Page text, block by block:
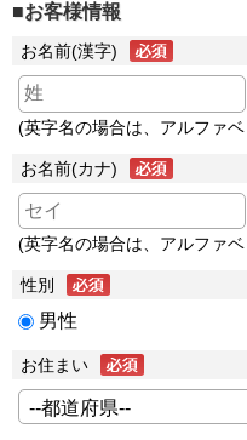
■お客様情報
お名前(漢字)
(英字名の場合は、アルファ
お名前(カナ)
(英字名の場合は、アルファ
性別
男性
お住まい